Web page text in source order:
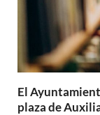
El
plaza de